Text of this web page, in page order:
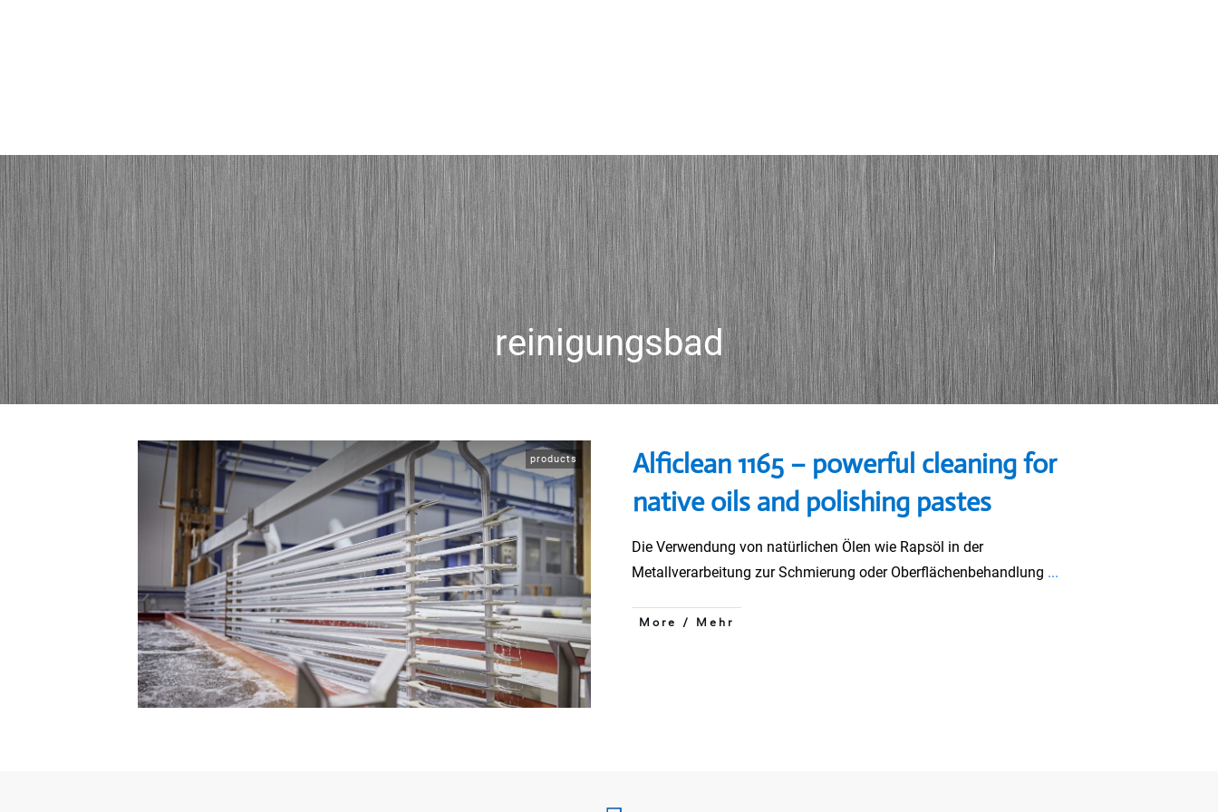
reinigungsbad
products
Alficlean 1165 – powerful cleaning for
native oils and polishing pastes
Die Verwendung von natürlichen Ölen wie Rapsöl in der
Metallverarbeitung zur Schmierung oder Oberflächenbehandlung ...
More / Mehr